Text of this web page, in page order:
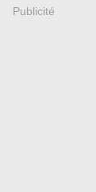
Publicité